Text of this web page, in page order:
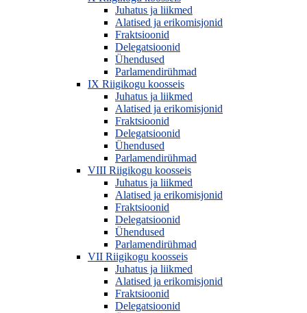
Juhatus ja liikmed
Alatised ja erikomisjonid
Fraktsioonid
Delegatsioonid
Ühendused
Parlamendirühmad
IX Riigikogu koosseis
Juhatus ja liikmed
Alatised ja erikomisjonid
Fraktsioonid
Delegatsioonid
Ühendused
Parlamendirühmad
VIII Riigikogu koosseis
Juhatus ja liikmed
Alatised ja erikomisjonid
Fraktsioonid
Delegatsioonid
Ühendused
Parlamendirühmad
VII Riigikogu koosseis
Juhatus ja liikmed
Alatised ja erikomisjonid
Fraktsioonid
Delegatsioonid